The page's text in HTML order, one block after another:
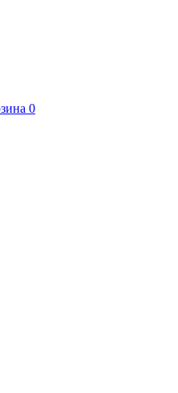
0